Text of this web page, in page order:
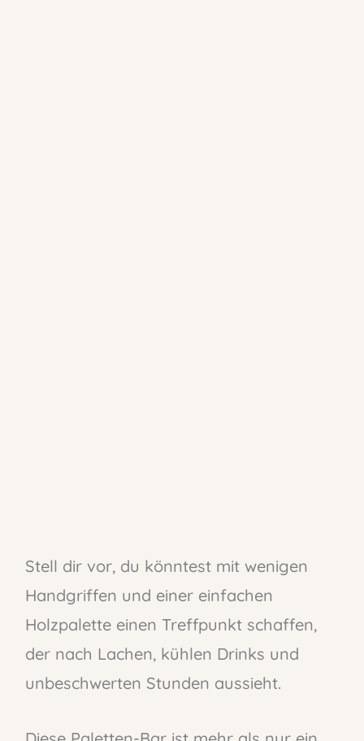
Stell dir vor, du könntest mit wenigen
Handgriffen und einer einfachen
Holzpalette einen Treffpunkt schaffen,
der nach Lachen, kühlen Drinks und
unbeschwerten Stunden aussieht.